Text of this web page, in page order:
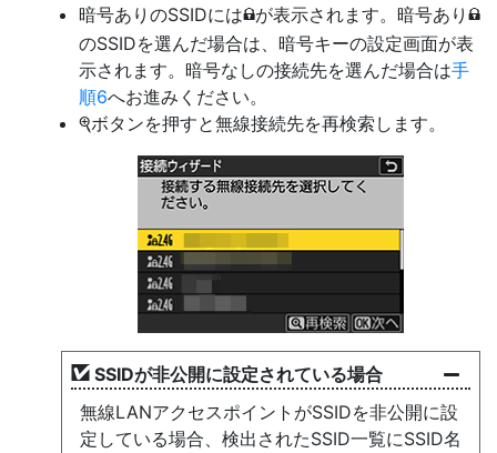
暗号ありのSSIDにはhが表示されます。暗号あり h
のSSIDを選んだ場合は、暗号キーの設定画面が表
示されます。暗号なしの接続先を選んだ場合は手
順6へお進みください。
Xボタンを押すと無線接続先を再検索します。
SSIDが非公開に設定されている場合
無線LANアクセスポイントがSSIDを非公開に設
定している場合、検出されたSSID一覧にSSID名